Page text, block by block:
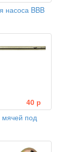
насоса BBB
40 р
мячей под